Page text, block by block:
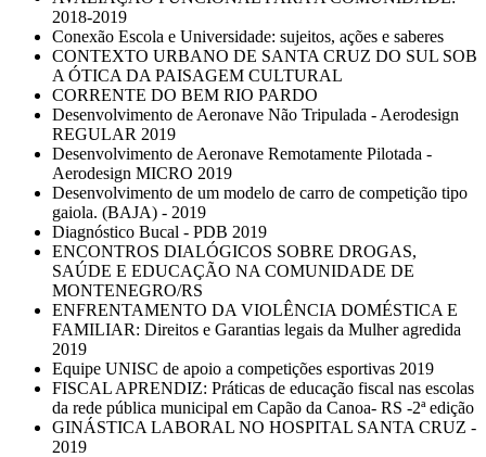
2018-2019
Conexão Escola e Universidade: sujeitos, ações e saberes
CONTEXTO URBANO DE SANTA CRUZ DO SUL SOB
A ÓTICA DA PAISAGEM CULTURAL
CORRENTE DO BEM RIO PARDO
Desenvolvimento de Aeronave Não Tripulada - Aerodesign
REGULAR 2019
Desenvolvimento de Aeronave Remotamente Pilotada -
Aerodesign MICRO 2019
Desenvolvimento de um modelo de carro de competição tipo
gaiola. (BAJA) - 2019
Diagnóstico Bucal - PDB 2019
ENCONTROS DIALÓGICOS SOBRE DROGAS,
SAÚDE E EDUCAÇÃO NA COMUNIDADE DE
MONTENEGRO/RS
ENFRENTAMENTO DA VIOLÊNCIA DOMÉSTICA E
FAMILIAR: Direitos e Garantias legais da Mulher agredida
2019
Equipe UNISC de apoio a competições esportivas 2019
FISCAL APRENDIZ: Práticas de educação fiscal nas escolas
da rede pública municipal em Capão da Canoa- RS -2ª edição
GINÁSTICA LABORAL NO HOSPITAL SANTA CRUZ -
2019